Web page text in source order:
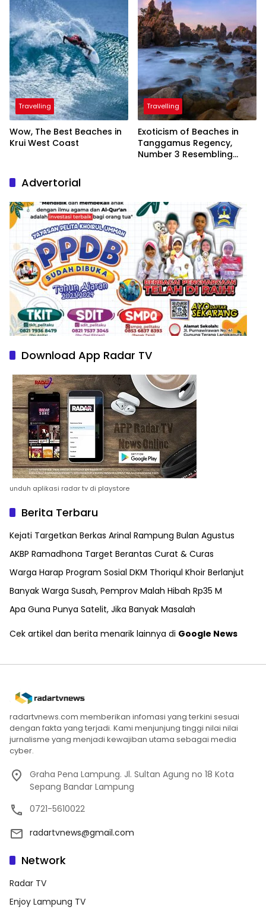
Travelling
Wow, The Best Beaches in
Krui West Coast
Travelling
Exoticism of Beaches in
Tanggamus Regency,
Number 3 Resembling
Advertorial
Download App Radar TV
unduh aplikasi radar tv di playstore
Berita Terbaru
Kejati Targetkan Berkas Arinal Rampung Bulan Agustus
AKBP Ramadhona Target Berantas Curat & Curas
Warga Harap Program Sosial DKM Thoriqul Khoir Berlanjut
Banyak Warga Susah, Pemprov Malah Hibah Rp35 M
Apa Guna Punya Satelit, Jika Banyak Masalah
Cek artikel dan berita menarik lainnya di Google News
radartvnews.com memberikan infomasi yang terkini sesuai
dengan fakta yang terjadi. Kami menjunjung tinggi nilai nilai
jurnalisme yang menjadi kewajiban utama sebagai media
cyber.
Graha Pena Lampung. Jl. Sultan Agung no 18 Kota
Sepang Bandar Lampung
0721-5610022
radartvnews@gmail.com
Network
Radar TV
Enjoy Lampung TV